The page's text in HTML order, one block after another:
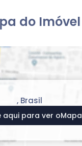
do Imóvel
, Brasil
aqui para ver oMapa